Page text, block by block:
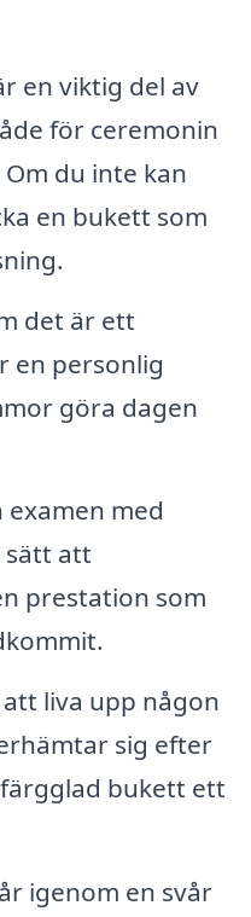
en viktig del av
för ceremonin
du inte kan
en bukett som
det är ett
en personlig
göra dagen
med
att
prestation som
att liva upp någon
sig efter
bukett ett
igenom en svår